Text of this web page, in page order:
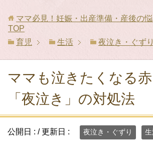
ママ必見！妊娠・出産準備・産後の
TOP
育児
生活 夜泣き・ぐずり
ママも泣きたくなる
「夜泣き」の対処法
公開日 : / 更新日 : 夜泣き・ぐずり